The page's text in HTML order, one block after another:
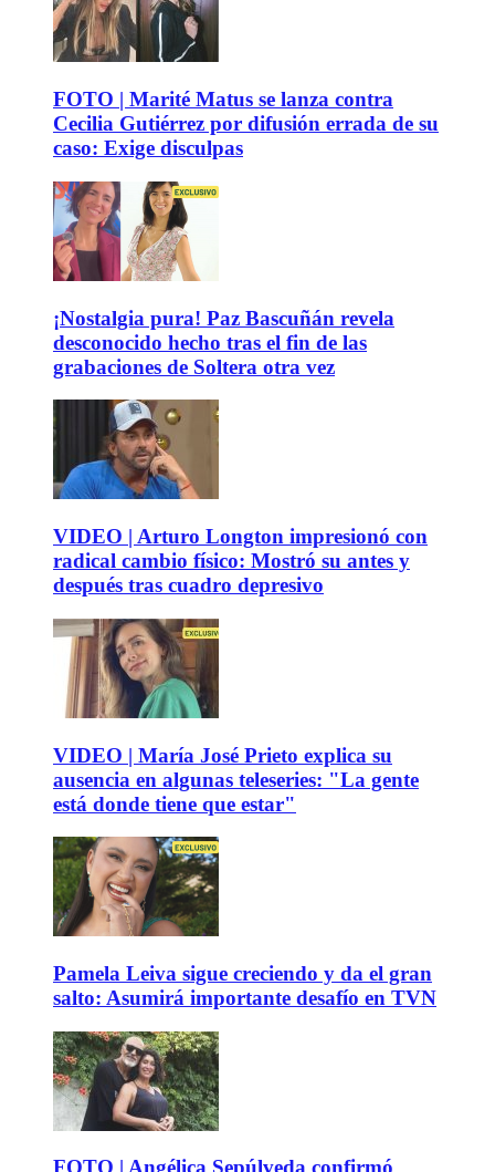
FOTO | Marité Matus se lanza contra
Cecilia Gutiérrez por difusión errada de su
caso: Exige disculpas
¡Nostalgia pura! Paz Bascuñán revela
desconocido hecho tras el fin de las
grabaciones de Soltera otra vez
VIDEO | Arturo Longton impresionó con
radical cambio físico: Mostró su antes y
después tras cuadro depresivo
VIDEO | María José Prieto explica su
ausencia en algunas teleseries: "La gente
está donde tiene que estar"
Pamela Leiva sigue creciendo y da el gran
salto: Asumirá importante desafío en TVN